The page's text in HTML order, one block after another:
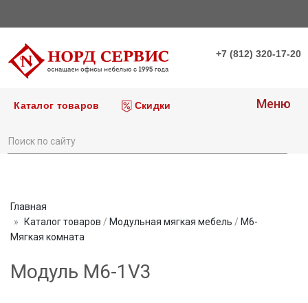
+7 (812) 320-17-20
Каталог товаров Скидки Меню
Главная
Каталог товаров / Модульная мягкая мебель / М6-
Мягкая комната
Модуль M6-1V3